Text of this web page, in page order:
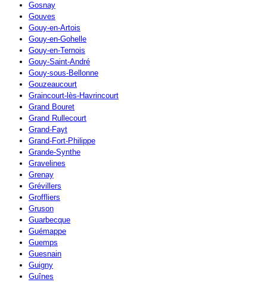
Gosnay
Gouves
Gouy-en-Artois
Gouy-en-Gohelle
Gouy-en-Ternois
Gouy-Saint-André
Gouy-sous-Bellonne
Gouzeaucourt
Graincourt-lès-Havrincourt
Grand Bouret
Grand Rullecourt
Grand-Fayt
Grand-Fort-Philippe
Grande-Synthe
Gravelines
Grenay
Grévillers
Groffliers
Gruson
Guarbecque
Guémappe
Guemps
Guesnain
Guigny
Guînes